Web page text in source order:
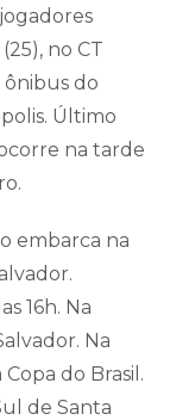
no CT
do
Último
na tarde
embarca na
16h. Na
Na
do Brasil.
de Santa